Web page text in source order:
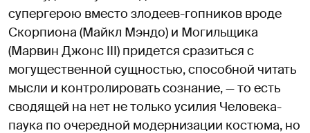
супергерою вместо злодеев-гопников вроде
Скорпиона (Майкл Мэндо) и Могильщика
(Марвин Джонс III) придется сразиться с
могущественной сущностью, способной читать
мысли и контролировать сознание, — то есть
сводящей на нет не только усилия Человека-
паука по очередной модернизации костюма, но